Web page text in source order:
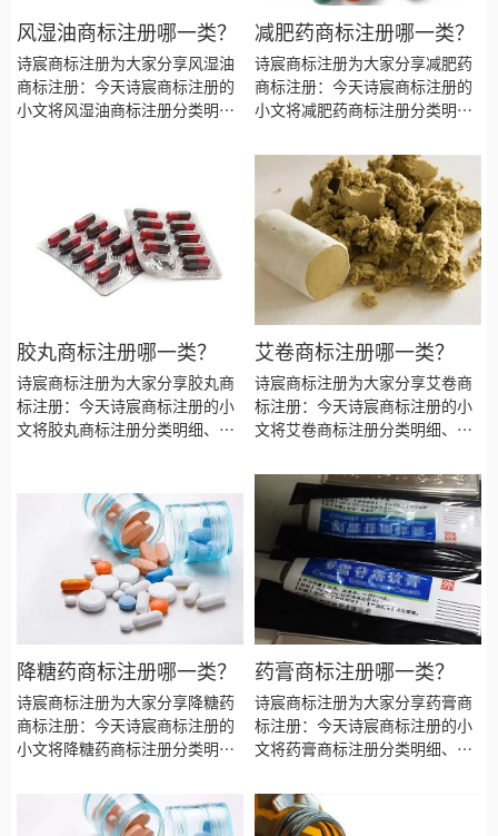
风湿油商标注册哪一类？
诗宸商标注册为大家分享风湿油
商标注册：今天诗宸商标注册的
小文将风湿油商标注册分类明
减肥药商标注册哪一类？
诗宸商标注册为大家分享减肥药
商标注册：今天诗宸商标注册的
小文将减肥药商标注册分类明
注册多久、商标注册资料和商标
注册证书有效期等资料整理出
胶丸商标注册哪一类？
诗宸商标注册为大家分享胶丸商
标注册：今天诗宸商标注册的小
文将胶丸商标注册分类明细、商
书有效期等资料整理出来。
艾卷商标注册哪一类？
诗宸商标注册为大家分享艾卷商
标注册：今天诗宸商标注册的小
文将艾卷商标注册分类明细、商
久、商标注册资料和商标注册证
书有效期等资料整理出来。
降糖药商标注册哪一类？
诗宸商标注册为大家分享降糖药
商标注册：今天诗宸商标注册的
小文将降糖药商标注册分类明
注册多久、商标注册资料和商标
注册证书有效期等资料整理出
药膏商标注册哪一类？
诗宸商标注册为大家分享药膏商
标注册：今天诗宸商标注册的小
文将药膏商标注册分类明细、商
久、商标注册资料和商标注册证
书有效期等资料整理出来。